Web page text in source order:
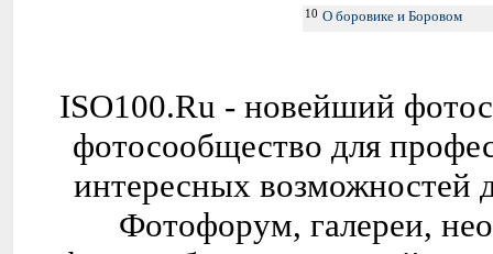
10 О боровике и Боровом
ISO100.Ru - новейший
фотосообщество для
интересных возможностей
Фотофорум, галереи,